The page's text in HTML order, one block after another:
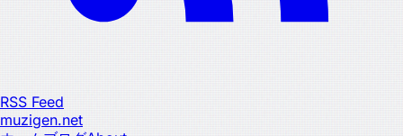
RSS Feed
muzigen.net